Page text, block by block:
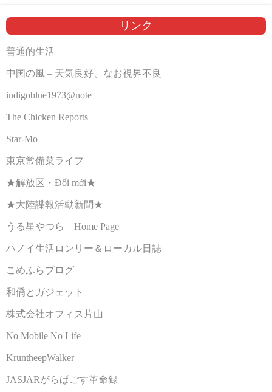
リンク
普通的生活
中国の風 – 天気良好、なお視界不良
indigoblue1973@note
The Chicken Reports
Star-Mo
東京常備菜ライフ
★解放区・Đổi mới★
★大陸諜報活動新聞★
うる星やつら Home Page
ハノイ生活ロンリー＆ローカル日誌
こめふらブログ
和僑とガジェット
株式会社オフィス片山
No Mobile No Life
KruntheepWalker
JASJARがらぱごす革命録